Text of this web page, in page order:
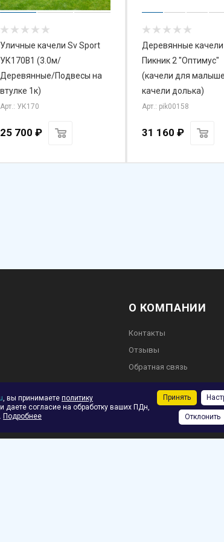
Уличные качели Sv Sport
УК170В1 (3.0м/
Деревянные/Подвесы на
втулке 1к)
Арт.: УК170
25 700 ₽
Деревянные качели
Пикник 2 "Оптимус"
(качели для
качели долька)
Арт.: pik00158
31 160 ₽
О КОМПАНИИ
Контакты
Отзывы
Обратная связь
, вы принимаете политику
и даете согласие на обработку ваших ПДн,
Подробнее
Принять
Отклонить